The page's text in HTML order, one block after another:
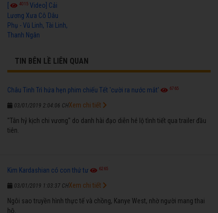
[ 4015 Video] Cải
Lương Xưa Cô Dâu
Phụ - Vũ Linh, Tài Linh,
Thanh Ngân
TIN BÊN LỀ LIÊN QUAN
Châu Tinh Trì hứa hẹn phim chiếu Tết 'cười ra nước mắt' 6765
03/01/2019 2:04:06 CH
"Tân hỷ kịch chi vương" do danh hài đạo diễn hé lộ tình tiết qua trailer đầu
tiên.
Xem chi tiết
Kim Kardashian có con thứ tư 6265
03/01/2019 1:03:37 CH
Ngôi sao truyền hình thực tế và chồng, Kanye West, nhờ người mang thai
hộ.
Xem chi tiết